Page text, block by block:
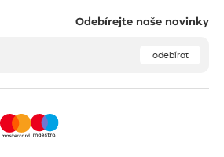
Odebírejte naše novinky
odebírat